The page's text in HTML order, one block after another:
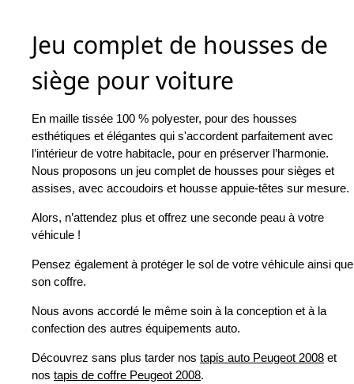
Jeu complet de housses de
siège pour voiture
En maille tissée 100 % polyester, pour des housses
esthétiques et élégantes qui s'accordent parfaitement avec
l’intérieur de votre habitacle, pour en préserver l’harmonie.
Nous proposons un jeu complet de housses pour sièges et
assises, avec accoudoirs et housse appuie-têtes sur mesure.
Alors, n’attendez plus et offrez une seconde peau à votre
véhicule !
Pensez également à protéger le sol de votre véhicule ainsi que
son coffre.
Nous avons accordé le même soin à la conception et à la
confection des autres équipements auto.
Découvrez sans plus tarder nos tapis auto Peugeot 2008 et
nos tapis de coffre Peugeot 2008.